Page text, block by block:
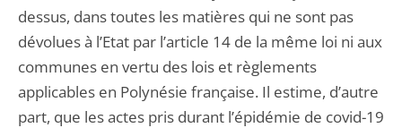
dessus, dans toutes les matières qui ne sont pas
dévolues à l’Etat par l’article 14 de la même loi ni aux
communes en vertu des lois et règlements
applicables en Polynésie française. Il estime, d’autre
part, que les actes pris durant l’épidémie de covid-19